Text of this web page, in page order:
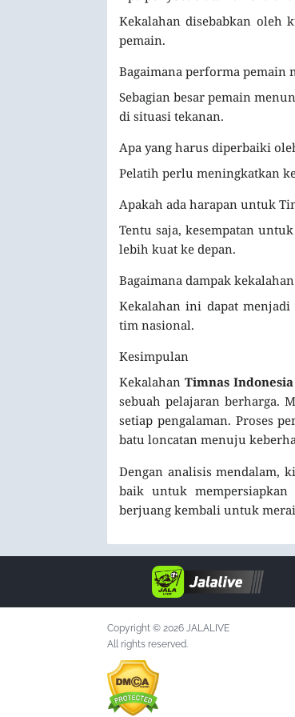
Kekalahan disebabkan oleh
pemain.
Bagaimana performa pemain
Sebagian besar pemain
di situasi tekanan.
Apa yang harus diperbaiki
Pelatih perlu meningkatkan
Apakah ada harapan untuk
Tentu saja, kesempatan
lebih kuat ke depan.
Bagaimana dampak
Kekalahan ini dapat
tim nasional.
Kesimpulan
KekalahanTimnas
sebuah pelajaran berharga.
setiap pengalaman. Proses
batu loncatan menuju
Dengan analisis mendalam,
baik untuk
berjuang kembali untuk
Copyright © 2026 JALALIVE
All rights reserved.